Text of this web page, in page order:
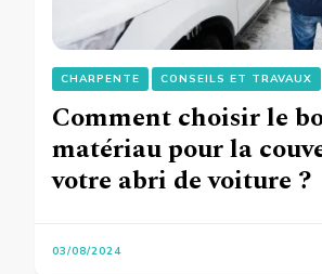
CHARPENTE CONSEILS ET TRAVAUX
Comment choisir le
matériau pour la
votre abri de voiture ?
03/08/2024